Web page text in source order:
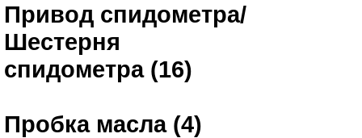
Привод спидометра/
Шестерня
спидометра (16)
Пробка масла (4)